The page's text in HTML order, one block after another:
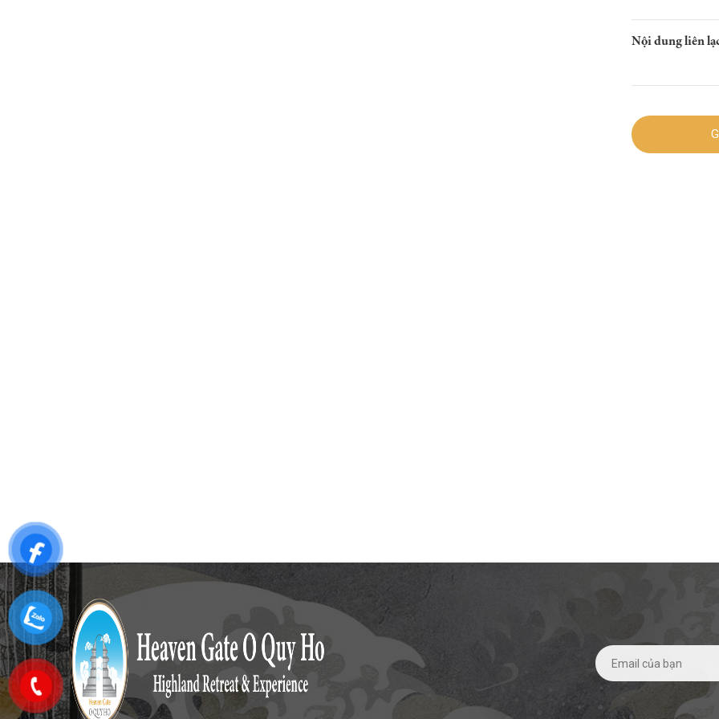
Nội dung liên